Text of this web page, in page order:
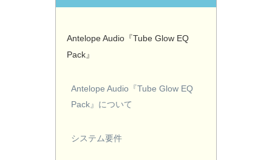
Antelope Audio『Tube Glow EQ
Pack』
Antelope Audio『Tube Glow EQ
Pack』について
システム要件